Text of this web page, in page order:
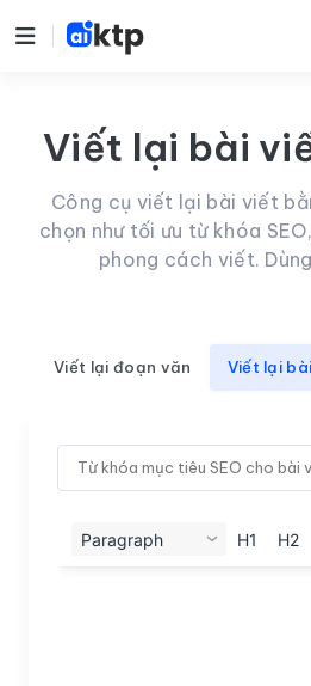
Viết lại bài
Công cụ viết lại bài viết
chọn như tối ưu từ khóa
phong cách viết.
Viết lại đoạn văn Viết lại
Paragraph H1 H2